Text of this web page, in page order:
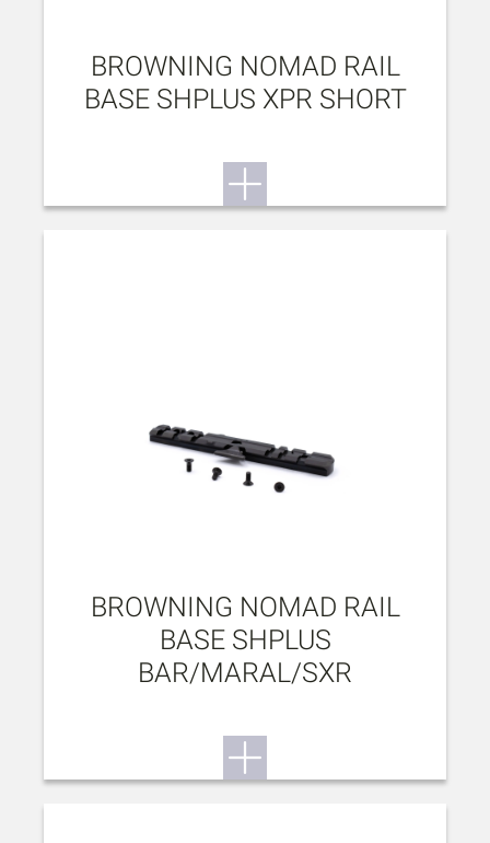
BROWNING NOMAD RAIL
BASE SHPLUS XPR SHORT
BROWNING NOMAD RAIL
BASE SHPLUS
BAR/MARAL/SXR